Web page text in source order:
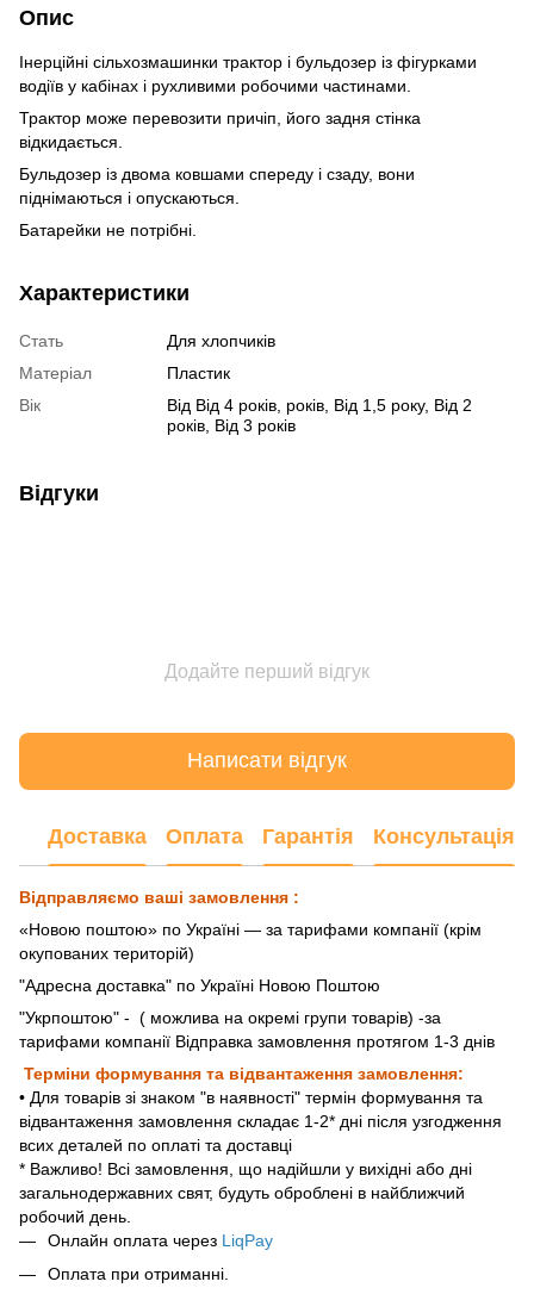
Опис
Інерційні сільхозмашинки трактор і бульдозер із фігурками
водіїв у кабінах і рухливими робочими частинами.
Трактор може перевозити причіп, його задня стінка
відкидається.
Бульдозер із двома ковшами спереду і сзаду, вони
піднімаються і опускаються.
Батарейки не потрібні.
Характеристики
Стать
Для хлопчиків
Матеріал
Пластик
Вік
Від Від 4 років, років, Від 1,5 року, Від 2
років, Від 3 років
Відгуки
Додайте перший відгук
Написати відгук
Доставка Оплата Гарантія Консультація
Відправляємо ваші замовлення :
«Новою поштою» по Україні — за тарифами компанії (крім
окупованих територій)
"Адресна доставка" по Україні Новою Поштою
"Укрпоштою" - ( можлива на окремі групи товарів) -за
тарифами компанії Відправка замовлення протягом 1-3 днів
Терміни формування та відвантаження замовлення:
• Для товарів зі знаком "в наявності" термін формування та
відвантаження замовлення складає 1-2* дні після узгодження
всих деталей по оплаті та доставці
* Важливо! Всі замовлення, що надійшли у вихідні або дні
загальнодержавних свят, будуть оброблені в найближчий
робочий день.
Онлайн оплата через LiqPay
Оплата при отриманні.